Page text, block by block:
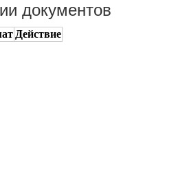
документов
Действие